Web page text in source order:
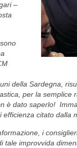
–
della Sardegna,
per la semplice
è dato saperlo!
citato dalla
i
tale improvvida